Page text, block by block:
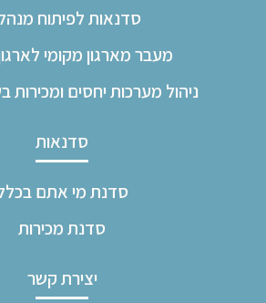
סדנאות לפיתוח
מעבר מארגון מקומי
ניהול מערכות יחסים ומכירות
סדנאות
סדנת מי אתם
סדנת מכירות
יצירת קשר